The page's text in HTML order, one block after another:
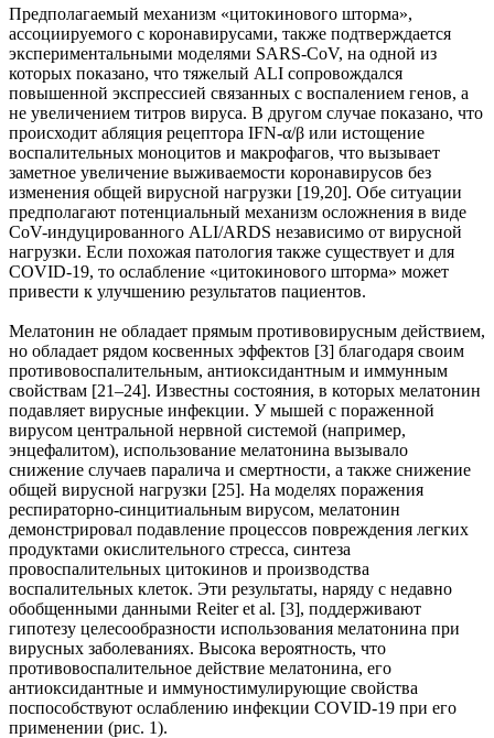
Предполагаемый механизм «цитокинового шторма»,
ассоциируемого с коронавирусами, также подтверждается
экспериментальными моделями SARS-CoV, на одной из
которых показано, что тяжелый ALI сопровождался
повышенной экспрессией связанных с воспалением генов, а
не увеличением титров вируса. В другом случае показано, что
происходит абляция рецептора IFN-α/β или истощение
воспалительных моноцитов и макрофагов, что вызывает
заметное увеличение выживаемости коронавирусов без
изменения общей вирусной нагрузки [19,20]. Обе ситуации
предполагают потенциальный механизм осложнения в виде
CoV-индуцированного ALI/ARDS независимо от вирусной
нагрузки. Если похожая патология также существует и для
COVID-19, то ослабление «цитокинового шторма» может
привести к улучшению результатов пациентов.
Мелатонин не обладает прямым противовирусным действием,
но обладает рядом косвенных эффектов [3] благодаря своим
противовоспалительным, антиоксидантным и иммунным
свойствам [21–24]. Известны состояния, в которых мелатонин
подавляет вирусные инфекции. У мышей с пораженной
вирусом центральной нервной системой (например,
энцефалитом), использование мелатонина вызывало
снижение случаев паралича и смертности, а также снижение
общей вирусной нагрузки [25]. На моделях поражения
респираторно-синцитиальным вирусом, мелатонин
демонстрировал подавление процессов повреждения легких
продуктами окислительного стресса, синтеза
провоспалительных цитокинов и производства
воспалительных клеток. Эти результаты, наряду с недавно
обобщенными данными Reiter et al. [3], поддерживают
гипотезу целесообразности использования мелатонина при
вирусных заболеваниях. Высока вероятность, что
противовоспалительное действие мелатонина, его
антиоксидантные и иммуностимулирующие свойства
поспособствуют ослаблению инфекции COVID-19 при его
применении (рис. 1).